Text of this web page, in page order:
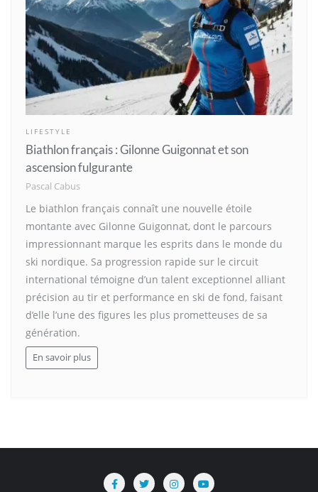
LIFESTYLE
Biathlon français : Gilonne Guigonnat et son
ascension fulgurante
Pascal Cabus
Le biathlon français connaît une nouvelle étoile
montante avec Gilonne Guigonnat, dont le parcours
impressionnant marque les esprits dans le monde du
ski nordique. Sa progression rapide sur le circuit
international témoigne d’un talent exceptionnel alliant
précision au tir et performance en ski de fond, faisant
d’elle l’une des figures les plus prometteuses de sa
génération.
En savoir plus